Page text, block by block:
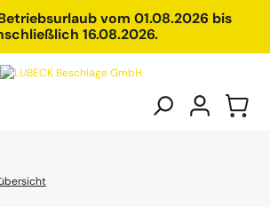
vom 01.08.2026 bis
16.08.2026.